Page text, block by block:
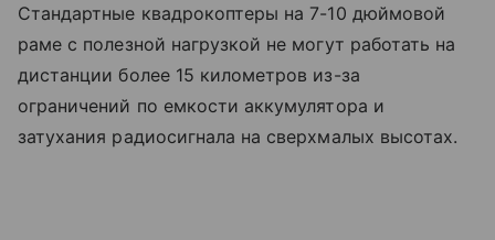
Стандартные квадрокоптеры на 7-10 дюймовой
раме с полезной нагрузкой не могут работать на
дистанции более 15 километров из-за
ограничений по емкости аккумулятора и
затухания радиосигнала на сверхмалых высотах.